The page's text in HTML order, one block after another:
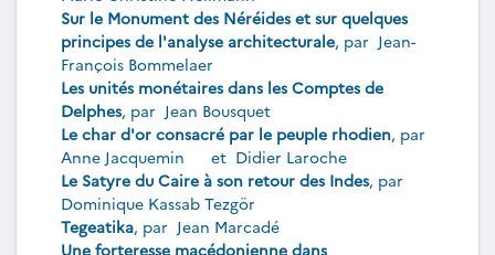
Sur le Monument des Néréides et sur quelques
principes de l'analyse architecturale, par Jean-
François Bommelaer
Les unités monétaires dans les Comptes de
Delphes, par Jean Bousquet
Le char d'or consacré par le peuple rhodien, par
Anne Jacquemin
et Didier Laroche
Le Satyre du Caire à son retour des Indes, par
Dominique Kassab Tezgör
Tegeatika, par Jean Marcadé
Une forteresse macédonienne dans